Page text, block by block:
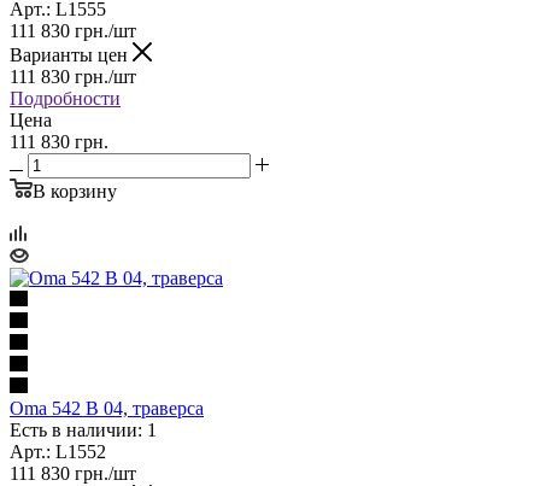
Арт.: L1555
111 830 грн./шт
Варианты цен
111 830 грн./шт
Подробности
Цена
111 830 грн.
В корзину
Oma 542 B 04, траверса
Есть в наличии: 1
Арт.: L1552
111 830 грн./шт